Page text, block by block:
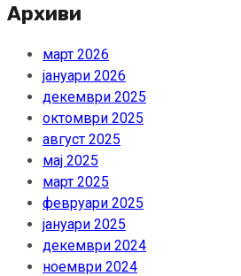
Архиви
март 2026
јануари 2026
декември 2025
октомври 2025
август 2025
мај 2025
март 2025
февруари 2025
јануари 2025
декември 2024
ноември 2024